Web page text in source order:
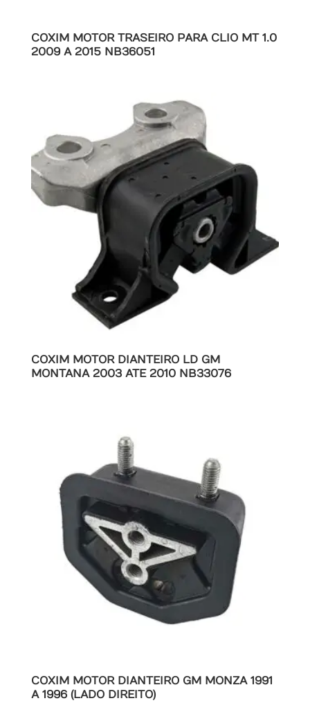
COXIM MOTOR TRASEIRO PARA CLIO MT 1.0
2009 A 2015 NB36051
COXIM MOTOR DIANTEIRO LD GM
MONTANA 2003 ATE 2010 NB33076
COXIM MOTOR DIANTEIRO GM MONZA 1991
A 1996 (LADO DIREITO)